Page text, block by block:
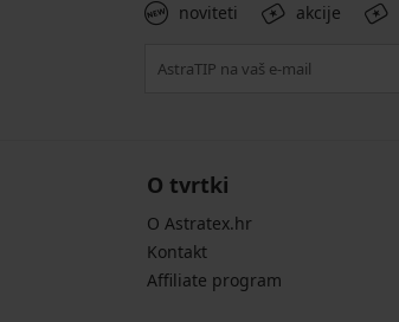
noviteti akcije
O tvrtki
O Astratex.hr
Kontakt
Affiliate program